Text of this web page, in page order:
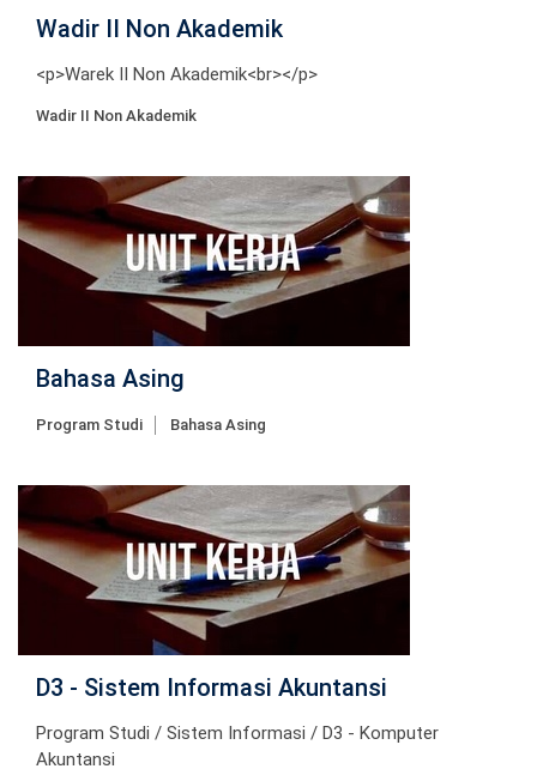
Wadir II Non Akademik
<p>Warek II Non Akademik<br></p>
Wadir II Non Akademik
Bahasa Asing
Program Studi Bahasa Asing
D3 - Sistem Informasi Akuntansi
Program Studi / Sistem Informasi / D3 - Komputer
Akuntansi